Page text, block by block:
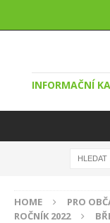
INFORMAČNÍ
HOME PRO
ROČNÍK 2022